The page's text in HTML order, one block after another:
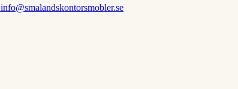
info@smalandskontorsmobler.se